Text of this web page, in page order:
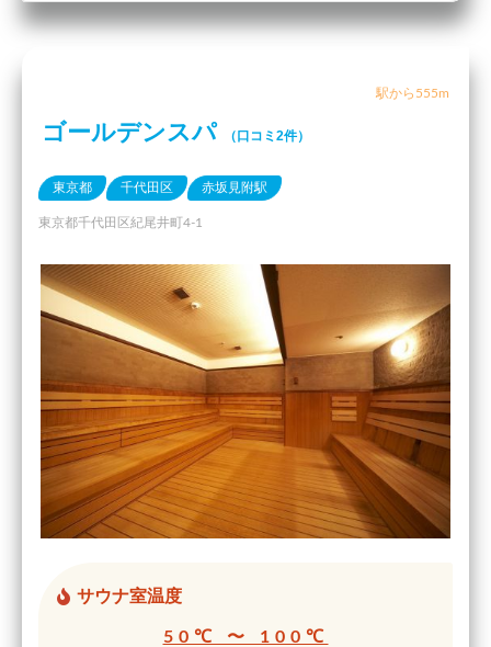
駅から555m
ゴールデンスパ （口コミ2件）
東京都 千代田区 赤坂見附駅
東京都千代田区紀尾井町4-1
サウナ室温度
50℃ 〜 100℃